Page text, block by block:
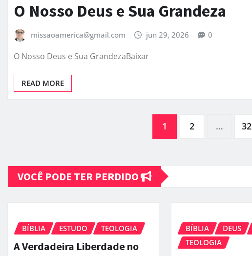
O Nosso Deus e Sua Grandeza
missaoamerica@gmail.com jun 29, 2026 0
O Nosso Deus e Sua GrandezaBaixar
READ MORE
posts
1 2 … 32
VOCÊ PODE TER PERDIDO
BÍBLIA ESTUDO TEOLOGIA
A Verdadeira Liberdade no
BÍBLIA DEUS
TEOLOGIA